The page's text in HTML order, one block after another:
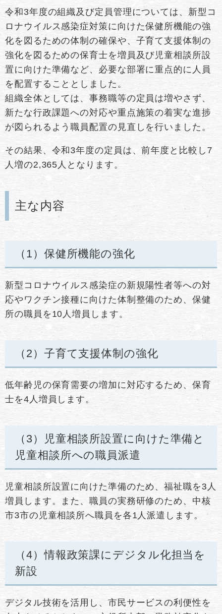
令和3年度の組織及び定員管理については、新型コ
ロナウイルス感染症対策に向けた保健所機能の強
化を図るための体制の確保や、子育て支援体制の
強化を図るための保育士を増員及び児童相談所設
置に向けた準備など、必要な部署に重点的に人員
を配置することとしました。
組織全体としては、事務職等の定員は増やさず、
新たな行政課題への対応や重点施策の着実な進捗
が図られるよう職員配置の見直しを行いました。
その結果、令和3年度の定員は、前年度と比較し7
人増の2,365人となります。
主な内容
（1）保健所機能の強化
新型コロナウイルス感染症の新規陽性者等への対
応やワクチン接種に向けた体制整備のため、保健
所の職員を10人増員します。
（2）子育て支援体制の強化
低年齢児の保育需要の増加に対応するため、保育
士を4人増員します。
（3）児童相談所設置に向けた準備と
児童相談所への職員派遣
児童相談所設置に向けた準備のため、福祉職を3人
増員します。また、職員の実務研修のため、中核
市3市の児童相談所へ職員を各1人派遣します。
（4）情報政策課にデジタル化担当を
新設
デジタル技術を活用し、市民サービスの利便性を